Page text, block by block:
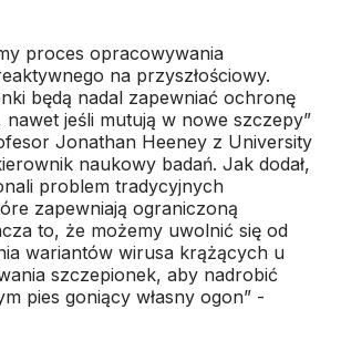
proces opracowywania
na przyszłościowy.
będą nadal zapewniać ochronę
nawet jeśli mutują w nowe szczepy”
Jonathan Heeney z University
naukowy badań. Jak dodał,
problem tradycyjnych
zapewniają ograniczoną
to, że możemy uwolnić się od
wariantów wirusa krążących u
szczepionek, aby nadrobić
pies goniący własny ogon” -